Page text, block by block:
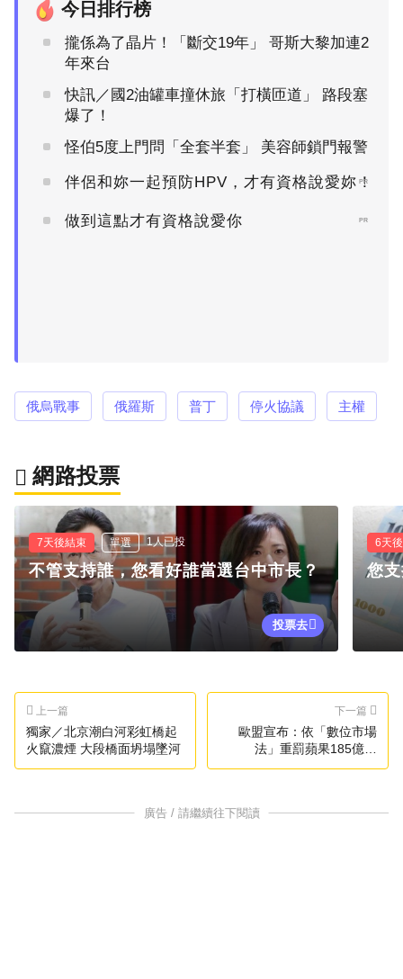
今日排行榜
攏係為了晶片！「斷交19年」 哥斯大黎加連2
年來台
快訊／國2油罐車撞休旅「打橫匝道」 路段塞
爆了！
怪伯5度上門問「全套半套」 美容師鎖門報警
伴侶和妳一起預防HPV，才有資格說愛妳！
PR
做到這點才有資格說愛你 PR
俄烏戰事 俄羅斯 普丁 停火協議 主權
網路投票
7天後結束 單選 1人已投
不管支持誰，您看好誰當選台中市長？
投票去
6天
您
上一篇
獨家／北京潮白河彩虹橋起
火竄濃煙 大段橋面坍塌墜河
下一篇
歐盟宣布：依「數位市場
法」重罰蘋果185億、
Meta74億
廣告 / 請繼續往下閱讀